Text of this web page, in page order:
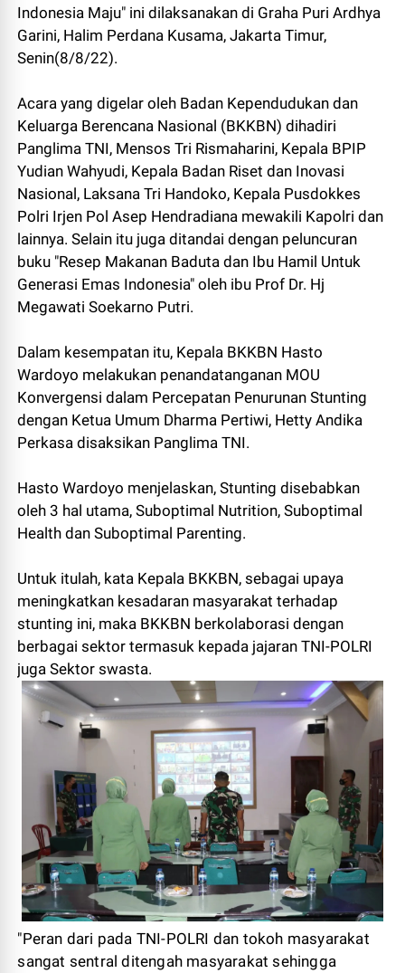
Indonesia Maju" ini dilaksanakan di Graha Puri Ardhya
Garini, Halim Perdana Kusama, Jakarta Timur,
Senin(8/8/22).
Acara yang digelar oleh Badan Kependudukan dan
Keluarga Berencana Nasional (BKKBN) dihadiri
Panglima TNI, Mensos Tri Rismaharini, Kepala BPIP
Yudian Wahyudi, Kepala Badan Riset dan Inovasi
Nasional, Laksana Tri Handoko, Kepala Pusdokkes
Polri Irjen Pol Asep Hendradiana mewakili Kapolri dan
lainnya. Selain itu juga ditandai dengan peluncuran
buku "Resep Makanan Baduta dan Ibu Hamil Untuk
Generasi Emas Indonesia" oleh ibu Prof Dr. Hj
Megawati Soekarno Putri.
Dalam kesempatan itu, Kepala BKKBN Hasto
Wardoyo melakukan penandatanganan MOU
Konvergensi dalam Percepatan Penurunan Stunting
dengan Ketua Umum Dharma Pertiwi, Hetty Andika
Perkasa disaksikan Panglima TNI.
Hasto Wardoyo menjelaskan, Stunting disebabkan
oleh 3 hal utama, Suboptimal Nutrition, Suboptimal
Health dan Suboptimal Parenting.
Untuk itulah, kata Kepala BKKBN, sebagai upaya
meningkatkan kesadaran masyarakat terhadap
stunting ini, maka BKKBN berkolaborasi dengan
berbagai sektor termasuk kepada jajaran TNI-POLRI
juga Sektor swasta.
"Peran dari pada TNI-POLRI dan tokoh masyarakat
sangat sentral ditengah masyarakat sehingga